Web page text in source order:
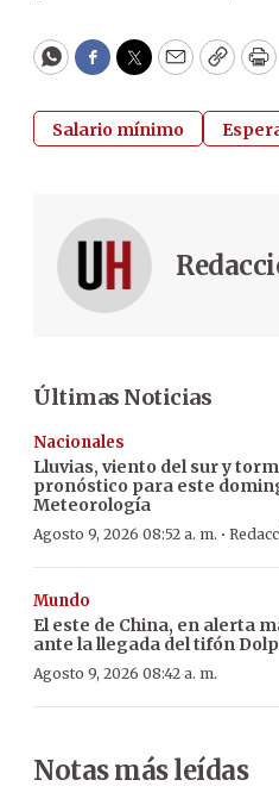
WhatsApp
Facebook
Twitter
EmailCopy
Salario mínimo
Últimas Noticias
Nacionales
Lluvias, viento del sur y
pronóstico para este
Meteorología
Agosto 9, 2026 08:52 a. m. ·
Mundo
El este de China, en alerta
ante la llegada del tifón
Agosto 9, 2026 08:42 a. m.
Notas más leídas